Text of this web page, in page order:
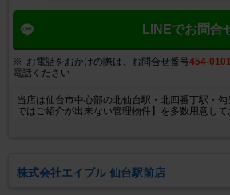
LINEでお問合
お電話をおかけの際は、お問合せ番号454-
電話ください
当店は仙台市中心部の北仙台駅・北四番丁駅・
ではご紹介が出来ない管理物件】を多数用意し
屋をお探しであれば是非一度お声がけください
者様や医療従事者様に人気の八幡・角五郎エリ
をご準備しております。お車でご来店のお客様
い！お部屋をお貸しになりたい大家さんも絶賛
株式会社エイブル 仙台駅前店